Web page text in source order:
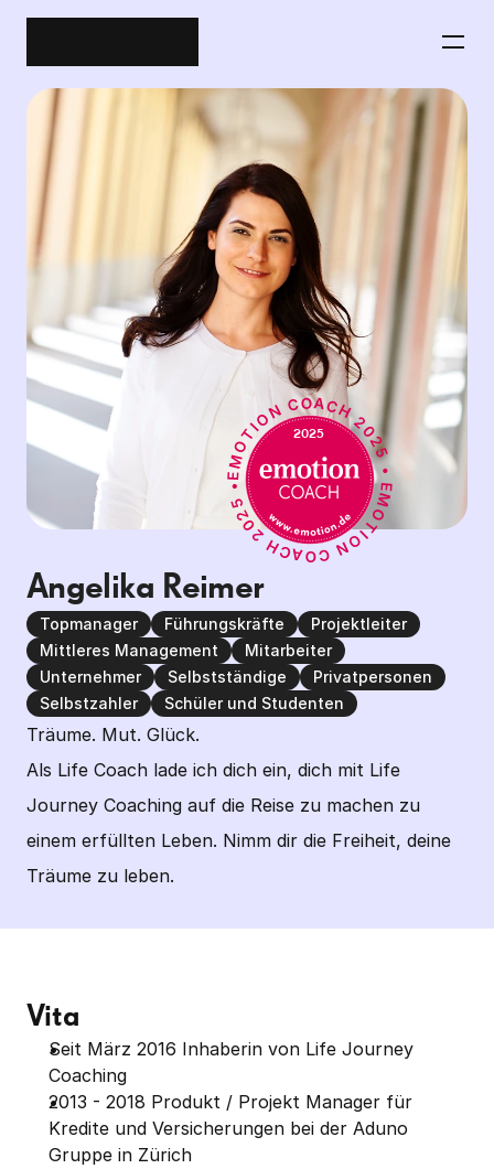
EMOTION COACH 2025 • EMOTION COACH 2025 •
2025
Angelika Reimer
Topmanager Führungskräfte
Projektleiter
Mittleres Management
Mitarbeiter
Unternehmer
Selbstständige
Privatpersonen
Selbstzahler
Schüler und Studenten
Träume. Mut. Glück.
Als Life Coach lade ich dich ein, dich mit Life
Journey Coaching auf die Reise zu machen zu
einem erfüllten Leben. Nimm dir die Freiheit, deine
Träume zu leben.
Vita
Seit März 2016 Inhaberin von Life Journey
Coaching
2013 - 2018 Produkt / Projekt Manager für
Kredite und Versicherungen bei der Aduno
Gruppe in Zürich